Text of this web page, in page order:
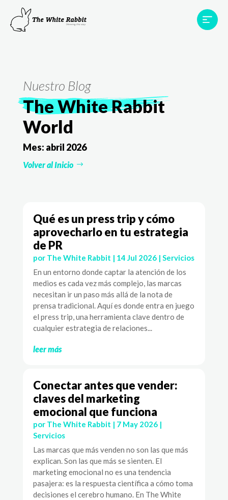
Proyectos
Testimonios
Nuestro Blog
The White Rabbit
World
Mes: abril 2026
Volver al Inicio
Qué es un press trip y cómo
aprovecharlo en tu estrategia
de PR
por The White Rabbit | 14 Jul 2026| Servicios
En un entorno donde captar la atención de los
medios es cada vez más complejo, las marcas
necesitan ir un paso más allá de la nota de
prensa tradicional. Aquí es donde entra en juego
el press trip, una herramienta clave dentro de
cualquier estrategia de relaciones...
leer más
Conectar antes que vender:
claves del marketing
emocional que funciona
por The White Rabbit | 7 May 2026|
Servicios
Las marcas que más venden no son las que más
explican. Son las que más se sienten. El
marketing emocional no es una tendencia
pasajera: es la respuesta científica a cómo toma
decisiones el cerebro humano. En The White